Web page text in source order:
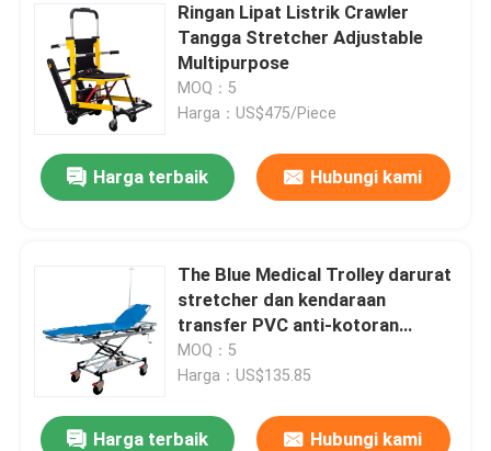
Ringan Lipat Listrik Crawler
Tangga Stretcher Adjustable
Multipurpose
MOQ：5
Harga：US$475/Piece
Harga terbaik Hubungi kami
The Blue Medical Trolley darurat
stretcher dan kendaraan
transfer PVC anti-kotoran
permukaan
MOQ：5
Harga：US$135.85
Harga terbaik Hubungi kami